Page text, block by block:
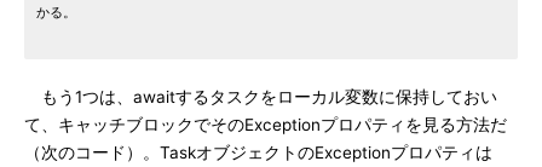
かる。
もう1つは、awaitするタスクをローカル変数に保持しておい
て、キャッチブロックでそのExceptionプロパティを見る方法だ
（次のコード）。TaskオブジェクトのExceptionプロパティは